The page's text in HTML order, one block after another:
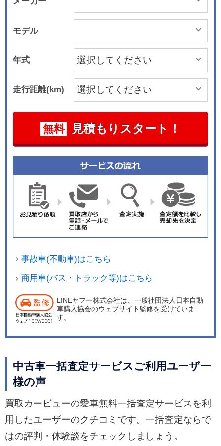
モデル
年式
走行距離(km)
無料 見積もりスタート！
事故車(不動車)はこちら
商用車(バス・トラック等)はこちら
LINEヤフー株式会社は、一般社団法人日本自動
車購入協会のウェブサイト監修を受けていま
す。
中古車一括査定サービスご利用ユーザー
様の声
買取カービューの愛車無料一括査定サービスを利
用したユーザーのクチコミです。一括査定ならで
はの評判・体験談をチェックしましょう。